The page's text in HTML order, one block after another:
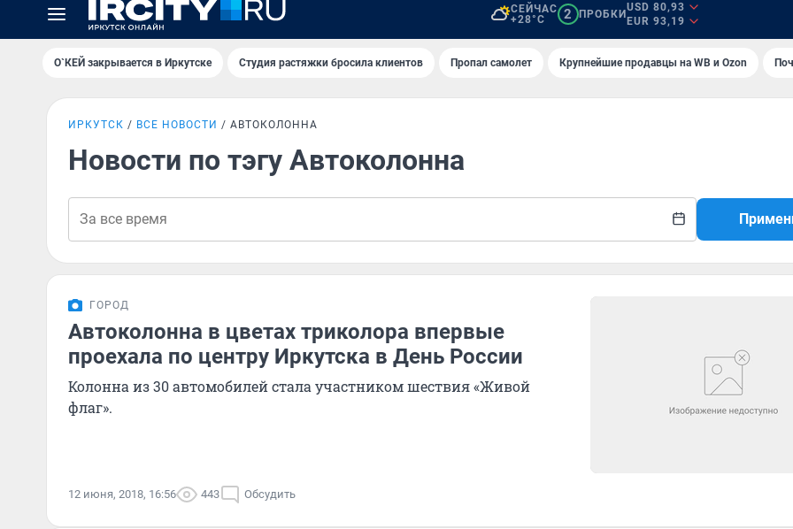
СЕЙЧАС
+28°C
2 ПРОБКИ
USD 80,93
EUR 93,19
О`КЕЙ закрывается в Иркутске Студия растяжки бросила клиентов Пропал самолет Крупнейшие продавцы на WB и Ozon
ИРКУТСК ВСЕ НОВОСТИ АВТОКОЛОННА
Новости по тэгу Автоколонна
ГОРОД
Автоколонна в цветах триколора впервые
проехала по центру Иркутска в День России
Колонна из 30 автомобилей стала участником шествия «Живой
флаг».
12 июня, 2018, 16:56 443 Обсудить